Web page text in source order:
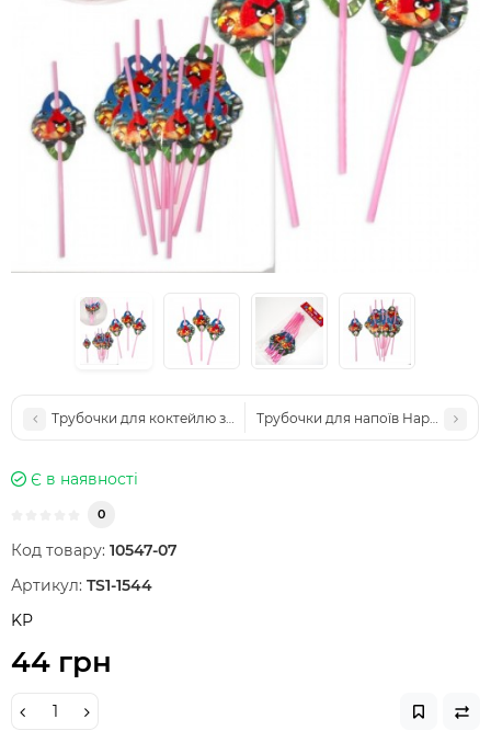
Трубочки для коктейлю з вусами (уп 6шт)Трубочки для напоїв Happy
Є в наявності
0
Код товару: 10547-07
Артикул: TS1-1544
KP
44 грн